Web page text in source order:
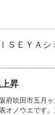
ＳＥＹＡシ
昇
府吹田市五月
オノウエです